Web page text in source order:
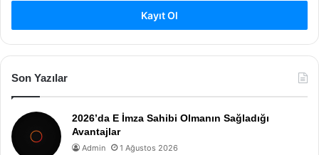
Kayıt Ol
Son Yazılar
2026’da E İmza Sahibi Olmanın Sağladığı
Avantajlar
Admin 1 Ağustos 2026